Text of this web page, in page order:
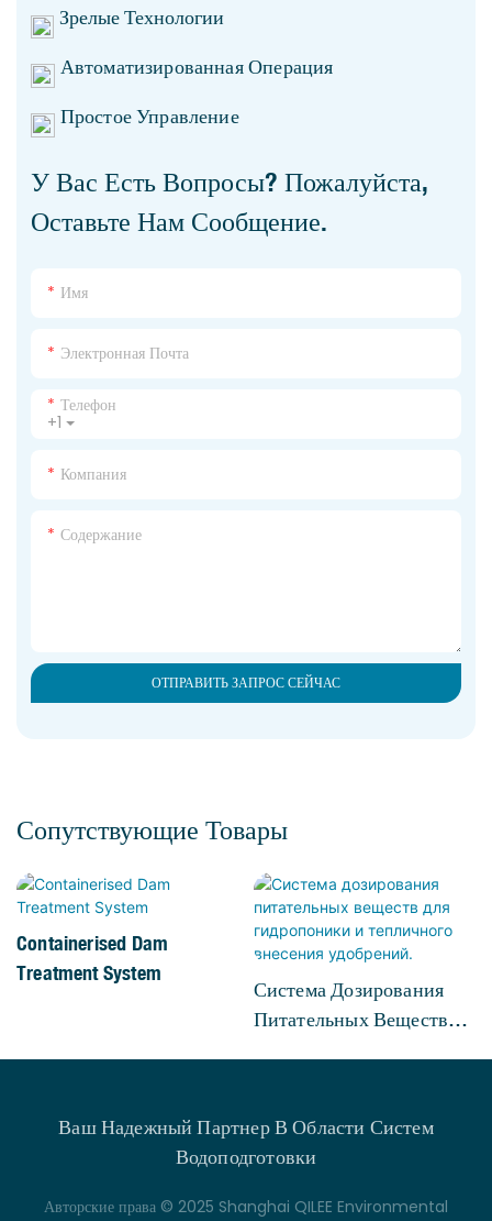
Зрелые Технологии
Автоматизированная Операция
Простое Управление
У Вас Есть Вопросы? Пожалуйста,
Оставьте Нам Сообщение.
Имя
Электронная Почта
+1
Телефон
Компания
Содержание
ОТПРАВИТЬ ЗАПРОС СЕЙЧАС
Сопутствующие Товары
Containerised Dam
Treatment System
Система Дозирования
Питательных Веществ
Ваш Надежный Партнер В Области Систем
Водоподготовки
Авторские права © 2025 Shanghai QILEE Environmental